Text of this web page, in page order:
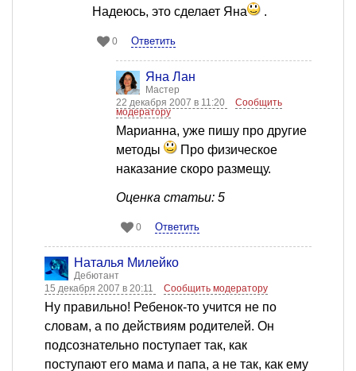
Надеюсь, это сделает Яна .
0 Ответить
Яна Лан
Мастер
22 декабря 2007 в 11:20
Сообщить
модератору
Марианна, уже пишу про другие
методы
Про физическое
наказание скоро размещу.
Оценка статьи: 5
0 Ответить
Наталья Милейко
Дебютант
15 декабря 2007 в 20:11
Сообщить модератору
Ну правильно! Ребенок-то учится не по
словам, а по действиям родителей. Он
подсознательно поступает так, как
поступают его мама и папа, а не так, как ему